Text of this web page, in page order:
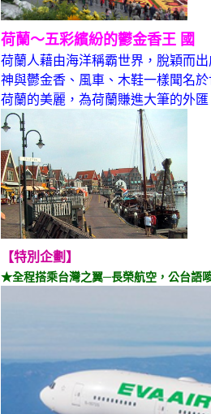
荷蘭～五彩繽紛的鬱金香王 國
荷蘭人藉由海洋稱霸世界，脫穎而
神與鬱金香、風車、木鞋一樣聞名
荷蘭的美麗，為荷蘭賺進大筆的外匯
【特別企劃】
★全程搭乘台灣之翼─長榮航空，公台語